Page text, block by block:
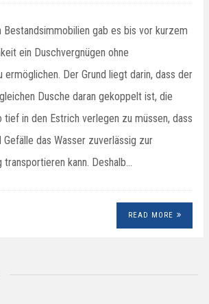
Bestandsimmobilien gab es bis vor kurzem
ein Duschvergnügen ohne
ermöglichen. Der Grund liegt darin, dass der
Dusche daran gekoppelt ist, die
tief in den Estrich verlegen zu müssen, dass
das Wasser zuverlässig zur
transportieren kann. Deshalb…
READ MORE